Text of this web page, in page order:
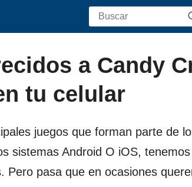
a Candy
tu celular
juegos que forman parte de
sistemas Android O iOS,
Pero pasa que en ocasiones